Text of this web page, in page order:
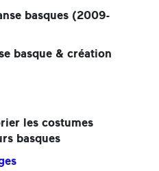
basques (2009-
basque & création
les costumes
basques